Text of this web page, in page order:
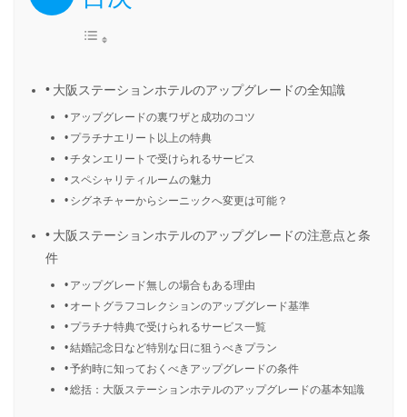
大阪ステーションホテルのアップグレードの全知識
アップグレードの裏ワザと成功のコツ
プラチナエリート以上の特典
チタンエリートで受けられるサービス
スペシャリティルームの魅力
シグネチャーからシーニックへ変更は可能？
大阪ステーションホテルのアップグレードの注意点と条
件
アップグレード無しの場合もある理由
オートグラフコレクションのアップグレード基準
プラチナ特典で受けられるサービス一覧
結婚記念日など特別な日に狙うべきプラン
予約時に知っておくべきアップグレードの条件
総括：大阪ステーションホテルのアップグレードの基本知識